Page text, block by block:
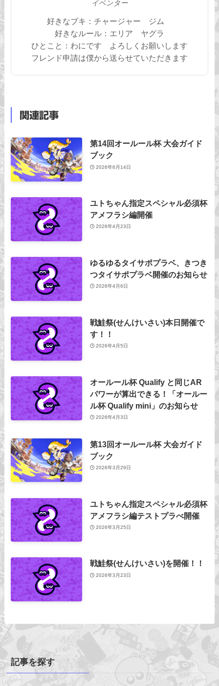
イベンター
好きなブキ：チャージャー ジム
好きなルール：エリア ヤグラ
ひとこと：わにです よろしくお願いします
フレンド申請は僕から送らせていただきます
関連記事
第14回オールール杯 大会ガイド
ブック
2026年6月14日
ユトちゃん指定スペシャル必須杯
アメフラシ編開催
2026年4月23日
ゆるゆるタイサポプラベ、きつき
つタイサポプラベ開催のお知らせ
2026年4月6日
戦鮭祭(せんけいさい)本日開催で
す！！
2026年4月5日
オールール杯 Qualify と同じAR
パワーが算出できる！「オールー
ル杯 Qualify mini」のお知らせ
2026年4月3日
第13回オールール杯 大会ガイド
ブック
2026年3月29日
ユトちゃん指定スペシャル必須杯
アメフラシ編テストプラべ開催
2026年3月25日
戦鮭祭(せんけいさい)を開催！！
2026年3月23日
記事を探す